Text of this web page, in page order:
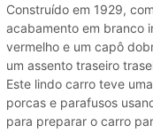
Construído em 1929,
acabamento em branco
vermelho e um capô
um assento traseiro
Este lindo carro teve
porcas e parafusos
para preparar o carro